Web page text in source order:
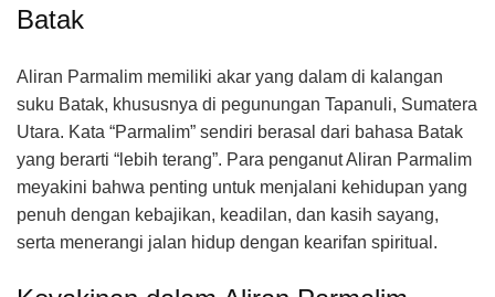
Batak
Aliran Parmalim memiliki akar yang dalam di kalangan
suku Batak, khususnya di pegunungan Tapanuli, Sumatera
Utara. Kata “Parmalim” sendiri berasal dari bahasa Batak
yang berarti “lebih terang”. Para penganut Aliran Parmalim
meyakini bahwa penting untuk menjalani kehidupan yang
penuh dengan kebajikan, keadilan, dan kasih sayang,
serta menerangi jalan hidup dengan kearifan spiritual.